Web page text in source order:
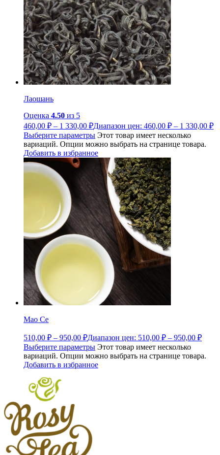
Лаошань
Оценка 4.50 из 5
460,00 ₽ – 1 330,00 ₽Диапазон цен: 460,00 ₽ – 1 330,00 ₽
Выберите параметры Этот товар имеет несколько
вариаций. Опции можно выбрать на странице товара.
Добавить в избранное
Мао Се
510,00 ₽ – 950,00 ₽Диапазон цен: 510,00 ₽ – 950,00 ₽
Выберите параметры Этот товар имеет несколько
вариаций. Опции можно выбрать на странице товара.
Добавить в избранное